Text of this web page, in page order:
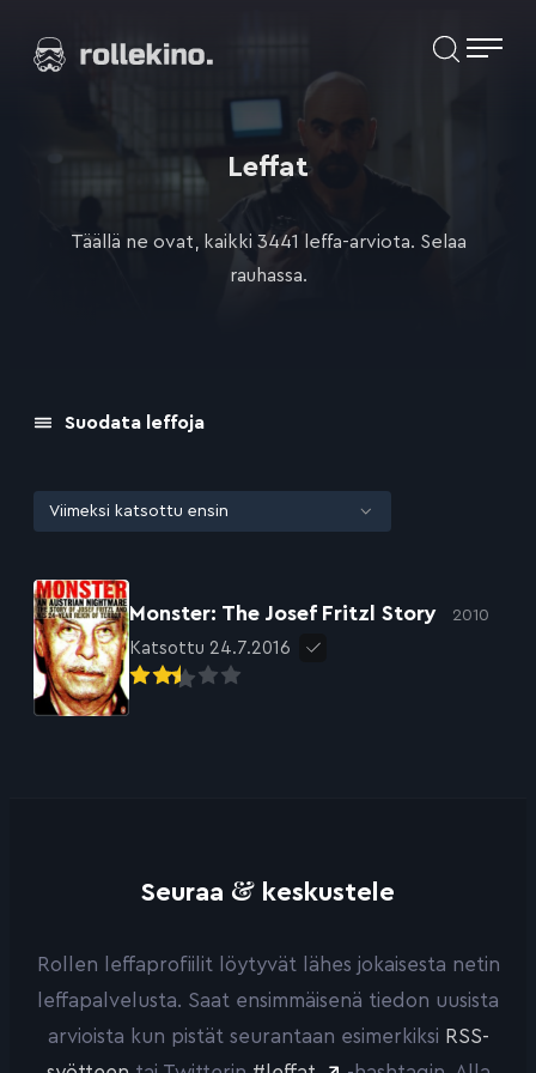
suoraan
Elokuvat ja elokuva-arviot | Rollekino.fi
Leffat
Täällä ne ovat, kaikki 3441 leffa-arviota. Selaa
rauhassa.
Suodata leffoja
Monster: The Josef Fritzl Story 2010
Katsottu 24.7.2016
Seuraa & keskustele
Rollen leffaprofiilit löytyvät lähes jokaisesta netin
leffapalvelusta. Saat ensimmäisenä tiedon uusista
arvioista kun pistät seurantaan esimerkiksi RSS-